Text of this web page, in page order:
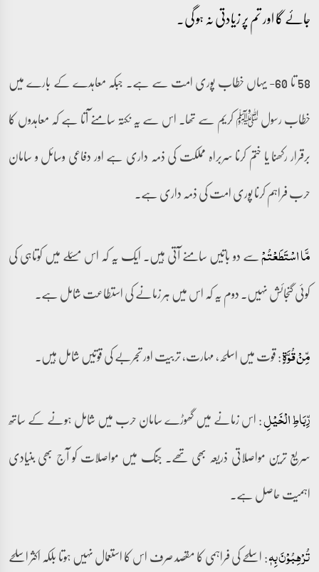
جائے گا اور تم پر زیادتی نہ ہو گی۔
58 تا 60- یہاں خطاب پوری امت سے ہے۔ جبکہ معاہدے کے بارے میں
خطاب رسول ﷺ کریم سے تھا۔ اس سے یہ نکتہ سامنے آتا ہے کہ معاہدوں کا
برقرار رکھنا یا ختم کرنا سربراہ مملکت کی ذمہ داری ہے اور دفاعی وسائل و سامان
حرب فراہم کرنا پوری امت کی ذمہ داری ہے۔
مَّا اسۡتَطَعۡتُمۡسے دو باتیں سامنے آتی ہیں۔ ایک یہ کہ اس مسئلے میں کوتاہی کی
کوئی گنجائش نہیں۔ دوم یہ کہ اس میں ہر زمانے کی استطاعت شامل ہے۔
مِّنۡ قُوَّۃٍ: قوت میں اسلحہ، مہارت، تربیت اور تجربے کی قوتیں شامل ہیں۔
رِّبَاطِ الۡخَیۡلِ: اس زمانے میں گھوڑے سامان حرب میں شامل ہونے کے ساتھ
سریع ترین مواصلاتی ذریعہ بھی تھے۔ جنگ میں مواصلات کو آج بھی بنیادی
اہمیت حاصل ہے۔
تُرۡہِبُوۡنَ بِہٖ: اسلحے کی فراہمی کا مقصد صرف اس کا استعمال نہیں ہوتا بلکہ اکثر اسلحے